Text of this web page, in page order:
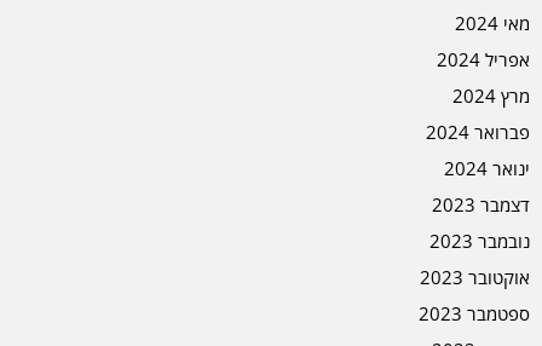
מאי 2024
אפריל 2024
מרץ 2024
פברואר 2024
ינואר 2024
דצמבר 2023
נובמבר 2023
אוקטובר 2023
ספטמבר 2023